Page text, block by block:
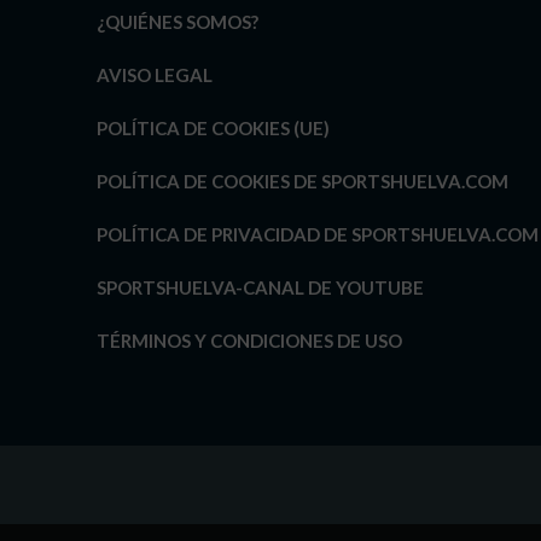
¿QUIÉNES SOMOS?
AVISO LEGAL
POLÍTICA DE COOKIES (UE)
POLÍTICA DE COOKIES DE SPORTSHUELVA.COM
POLÍTICA DE PRIVACIDAD DE SPORTSHUELVA.COM
SPORTSHUELVA-CANAL DE YOUTUBE
TÉRMINOS Y CONDICIONES DE USO